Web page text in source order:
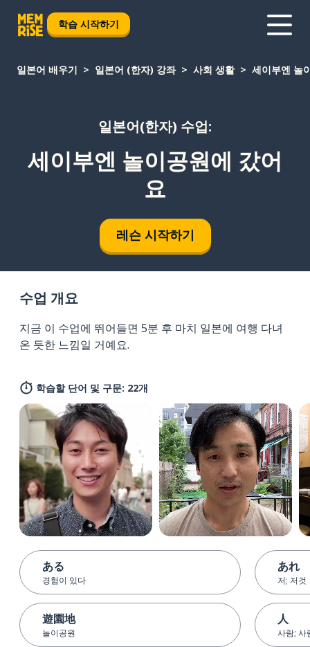
학습 시작하기
일본어 배우기 일본어 (한자) 강좌 사회 생활 세이부엔 놀
일본어(한자) 수업:
세이부엔 놀이공원에 갔어
요
레슨 시작하기
수업 개요
지금 이 수업에 뛰어들면 5분 후 마치 일본에 여행 다녀
온 듯한 느낌일 거예요.
학습할 단어 및 구문: 22개
ある
경험이 있다
遊園地
놀이공원
あれ
저; 저것
人
사람; 사